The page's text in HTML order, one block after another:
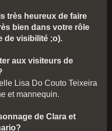
très heureux de faire
bien dans votre rôle
de visibilité ;o).
aux visiteurs de
Lisa Do Couto Teixeira
et mannequin.
de Clara et